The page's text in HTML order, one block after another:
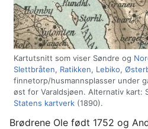
Kartutsnitt som viser Søndre og
Slettbråten, Ratikken, Lebiko,
finnetorp/husmannsplasser under
øst for Varaldsjøen. Alternativ kart:
Statens kartverk (1890).
Brødrene Ole født 1752 og